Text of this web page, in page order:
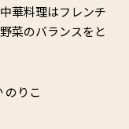
華料理はフレンチ
菜のバランスをと
りこ